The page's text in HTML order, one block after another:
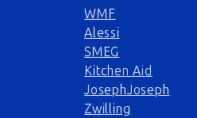
WMF
Alessi
SMEG
Kitchen Aid
JosephJoseph
Zwilling